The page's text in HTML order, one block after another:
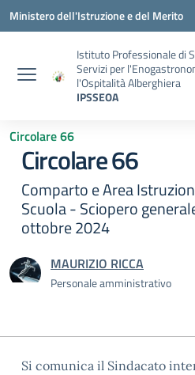
Vai ai contenuti
Vai al menu di navigazione
Vai al footer
Ministero dell'Istruzione e del Merito
Istituto Professionale di
Servizi per
l'Ospitalità Alberghiera
IPSSEOA
Circolare 66
Circolare 66
Comparto e Area
Scuola - Sciopero
ottobre 2024
MAURIZIO RICCA
Personale amministrativo
Si comunica il Sindacato